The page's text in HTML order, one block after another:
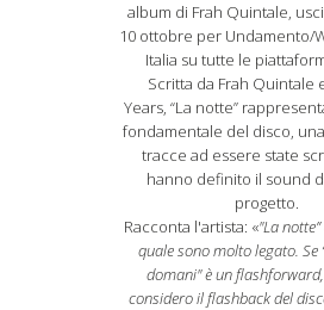
album di Frah Quintale,
10 ottobre per Undamento/
Italia su tutte le
Scritta da Frah Quintale
Years, “La notte”
fondamentale del disco,
tracce ad essere state
hanno definito il sound
progetto.
Racconta l'artista: «"La
quale sono molto legato. Se
domani" è un
considero il flashback del